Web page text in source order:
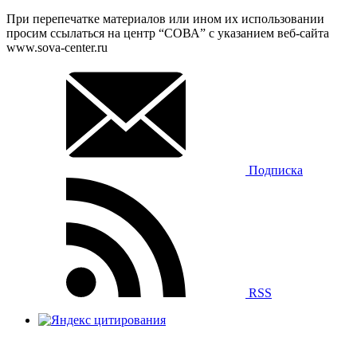
При перепечатке материалов или ином их использовании
просим ссылаться на центр “СОВА” с указанием веб-сайта
www.sova-center.ru
Подписка
RSS